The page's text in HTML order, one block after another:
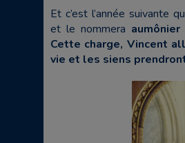
Et c’est l’année suivante
et le nommera
Cette charge, Vincent
vie et les siens